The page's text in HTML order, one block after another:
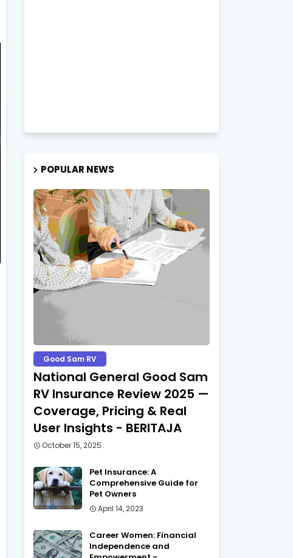
POPULAR NEWS
Good Sam RV
National General Good Sam
RV Insurance Review 2025 —
Coverage, Pricing & Real
User Insights - BERITAJA
October 15, 2025
Pet Insurance: A
Comprehensive Guide for
Pet Owners
April 14, 2023
Career Women: Financial
Independence and